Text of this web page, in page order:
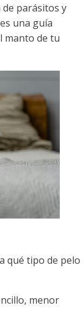
parásitos y
una guía
manto de tu
qué tipo de pelo
menor